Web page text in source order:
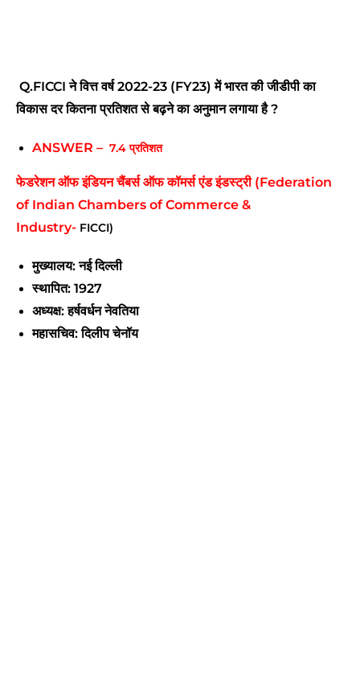
Q.FICCI ने वित्त वर्ष 2022-23 (FY23) में भारत की जीडीपी का
विकास दर कितना प्रतिशत से बढ़ने का अनुमान लगाया है ?
ANSWER – 7.4 प्रतिशत
फेडरेशन ऑफ इंडियन चैंबर्स ऑफ कॉमर्स एंड इंडस्ट्री (Federation
of Indian Chambers of Commerce &
Industry- FICCI)
मुख्यालय: नई दिल्ली
स्थापित: 1927
अध्यक्ष: हर्षवर्धन नेवतिया
महासचिव: दिलीप चेनॉय